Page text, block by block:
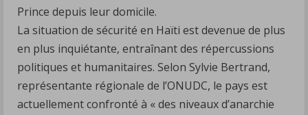
Prince depuis leur domicile.
La situation de sécurité en Haïti est devenue de plus
en plus inquiétante, entraînant des répercussions
politiques et humanitaires. Selon Sylvie Bertrand,
représentante régionale de l’ONUDC, le pays est
actuellement confronté à « des niveaux d’anarchie